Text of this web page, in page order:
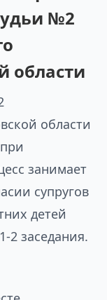
№2
области
области
занимает
супругов
детей
2 заседания.